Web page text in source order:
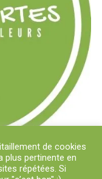
de cookies
plus pertinente en
répétées. Si